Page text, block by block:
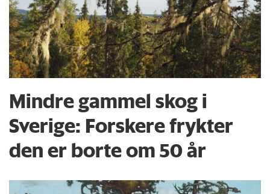
Mindre gammel skog i
Sverige: Forskere frykter
den er borte om 50 år